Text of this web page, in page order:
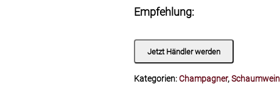
Empfehlung:
Jetzt Händler werden
Kategorien:Champagner,Schaumwein